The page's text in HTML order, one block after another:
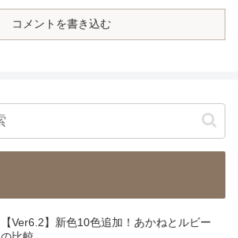
コメントを書き込む
【Ver6.2】新色10色追加！あかねとルビー